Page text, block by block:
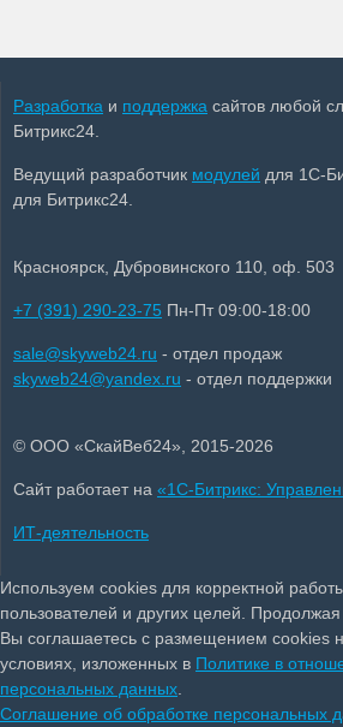
Разработка и поддержка сайтов любой
Битрикс24.
Ведущий разработчик модулей для 1С-
для Битрикс24.
Красноярск, Дубровинского 110, оф. 503
+7 (391) 290-23-75 Пн-Пт 09:00-18:00
sale@skyweb24.ru - отдел продаж
skyweb24@yandex.ru - отдел поддержки
© ООО «СкайВеб24», 2015-2026
Сайт работает на «1С-Битрикс:
ИТ-деятельность
Используем cookies для корректной
пользователей и других целей. Продолжая
Вы соглашаетесь с размещением cookies
условиях, изложенных в Политике в
персональных данных
Соглашение об обработке персональных